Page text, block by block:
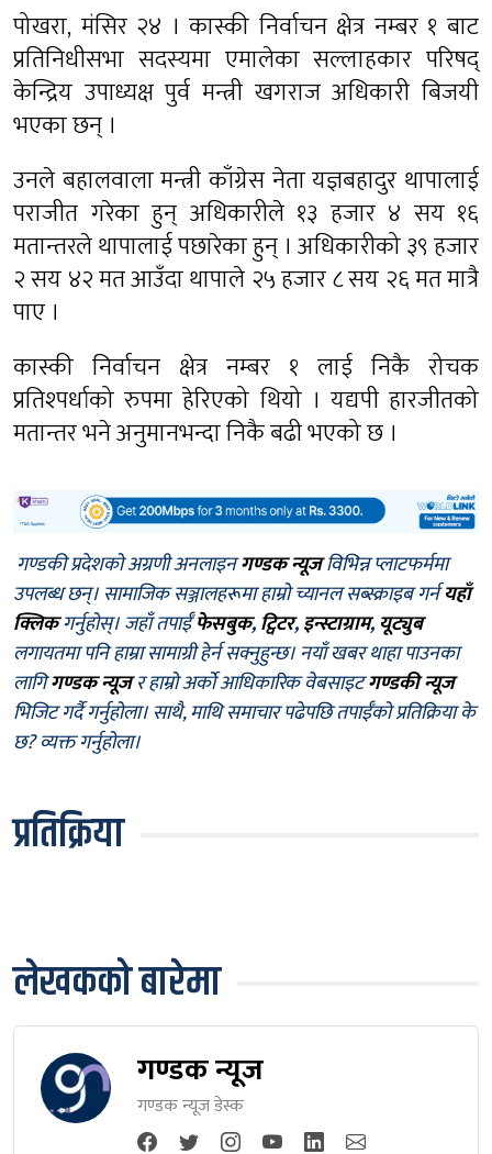
पोखरा, मंसिर २४ । कास्की निर्वाचन क्षेत्र नम्बर १ बाट
प्रतिनिधीसभा सदस्यमा एमालेका सल्लाहकार परिषद्
केन्द्रिय उपाध्यक्ष पुर्व मन्त्री खगराज अधिकारी बिजयी
भएका छन् ।
उनले बहालवाला मन्त्री काँग्रेस नेता यज्ञबहादुर थापालाई
पराजीत गरेका हुन् अधिकारीले १३ हजार ४ सय १६
मतान्तरले थापालाई पछारेका हुन् । अधिकारीको ३९ हजार
२ सय ४२ मत आउँदा थापाले २५ हजार ८ सय २६ मत मात्रै
पाए ।
कास्की निर्वाचन क्षेत्र नम्बर १ लाई निकै रोचक
प्रतिश्पर्धाको रुपमा हेरिएको थियो । यद्यपी हारजीतको
मतान्तर भने अनुमानभन्दा निकै बढी भएको छ ।
गण्डकी प्रदेशको अग्रणी अनलाइनगण्डक न्यूजविभिन्न प्लाटफर्ममा
उपलब्ध छन्। सामाजिक सञ्जालहरूमा हाम्रो च्यानल सब्स्क्राइब गर्नयहाँ
क्लिकगर्नुहोस्। जहाँ तपाईँफेसबुक,ट्विटर,इन्स्टाग्राम, यूट्युब
लगायतमा पनि हाम्रा सामाग्री हेर्न सक्नुहुन्छ। नयाँ खबर थाहा पाउनका
लागिगण्डक न्यूजर हाम्रो अर्को आधिकारिक वेबसाइटगण्डकी न्यूज
भिजिट गर्दै गर्नुहोला। साथै, माथि समाचार पढेपछि तपाईँको प्रतिक्रिया के
छ? व्यक्त गर्नुहोला।
प्रतिक्रिया
लेखकको बारेमा
गण्डक न्यूज
गण्डक न्यूज डेस्क